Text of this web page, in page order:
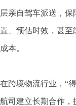
层亲自驾车派送，
置、预估时效，甚至
成本。
在跨境物流行业，“
航司建立长期合作